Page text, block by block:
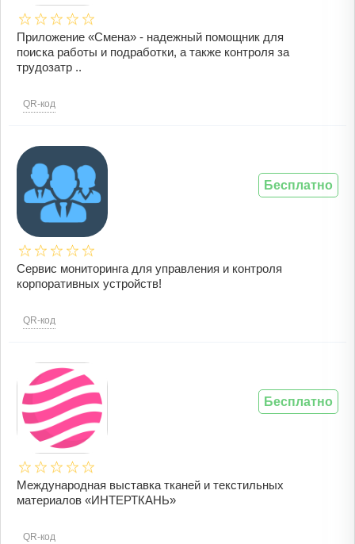
Приложение «Смена» - надежный помощник для
поиска работы и подработки, а также контроля за
трудозатр ..
QR-код
Сервис мониторинга для управления и контроля
корпоративных устройств!
QR-код
Бесплатно
Международная выставка тканей и текстильных
материалов «ИНТЕРТКАНЬ»
QR-код
Бесплатно